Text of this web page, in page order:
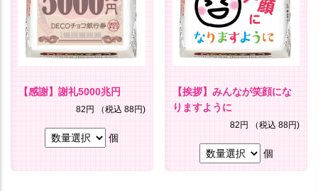
【感謝】謝礼5000兆円
82円 （税込 88円)
個
【挨拶】みんなが笑顔にな
りますように
82円 （税込 88円)
個